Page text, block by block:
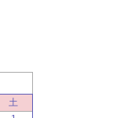
土